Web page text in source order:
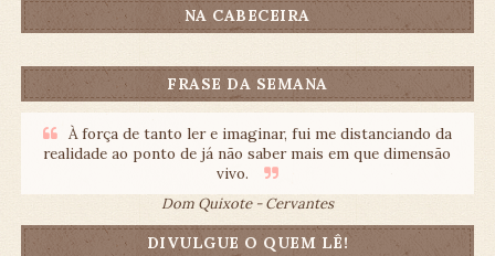
NA CABECEIRA
FRASE DA SEMANA
À força de tanto ler e imaginar, fui me distanciando da
realidade ao ponto de já não saber mais em que dimensão
vivo.
Dom Quixote - Cervantes
DIVULGUE O QUEM LÊ!